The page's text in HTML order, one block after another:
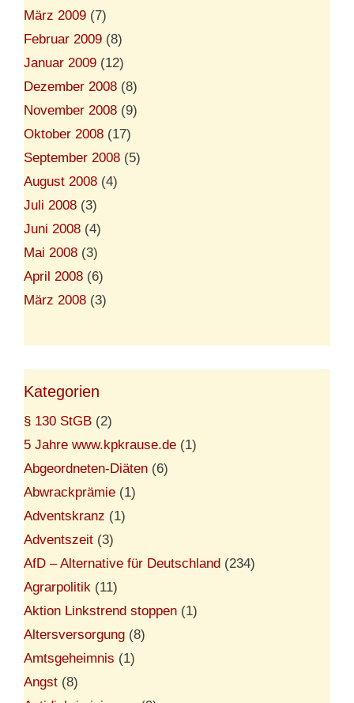
März 2009 (7)
Februar 2009 (8)
Januar 2009 (12)
Dezember 2008 (8)
November 2008 (9)
Oktober 2008 (17)
September 2008 (5)
August 2008 (4)
Juli 2008 (3)
Juni 2008 (4)
Mai 2008 (3)
April 2008 (6)
März 2008 (3)
Kategorien
§ 130 StGB (2)
5 Jahre www.kpkrause.de (1)
Abgeordneten-Diäten (6)
Abwrackprämie (1)
Adventskranz (1)
Adventszeit (3)
AfD – Alternative für Deutschland (234)
Agrarpolitik (11)
Aktion Linkstrend stoppen (1)
Altersversorgung (8)
Amtsgeheimnis (1)
Angst (8)